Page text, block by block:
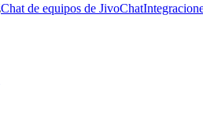
Chat de equipos de JivoChat